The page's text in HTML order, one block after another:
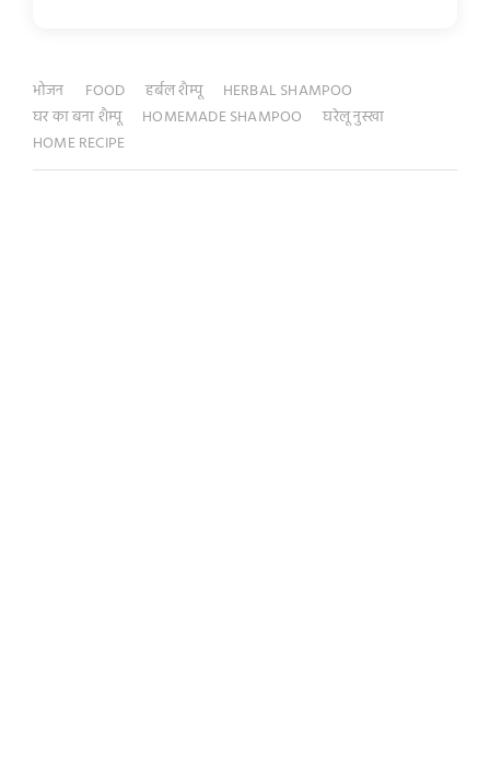
भोजन FOOD हर्बल शैम्पू
HERBAL SHAMPOO
घर का बना शैम्पू
HOMEMADE SHAMPOO
घरेलू नुस्खा
HOME RECIPE